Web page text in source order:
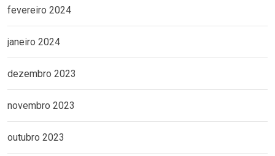
fevereiro 2024
janeiro 2024
dezembro 2023
novembro 2023
outubro 2023